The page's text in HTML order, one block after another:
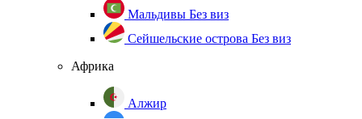
Мальдивы Без виз
Сейшельские острова Без виз
Африка
Алжир